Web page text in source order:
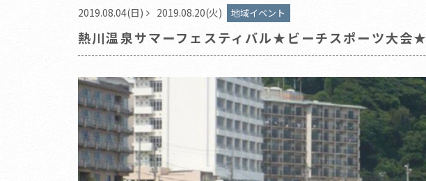
2019.08.04(日) 2019.08.20(火) 地域イベント
熱川温泉サマーフェスティバル★ビーチスポーツ大会★